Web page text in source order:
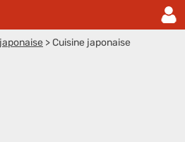
>Cuisine japonaise